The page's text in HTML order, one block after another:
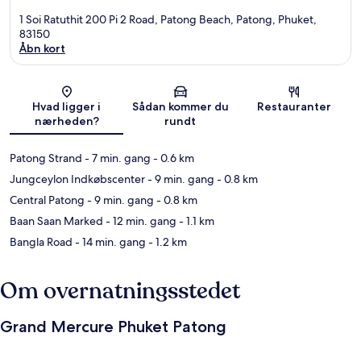
1 Soi Ratuthit 200 Pi 2 Road, Patong Beach, Patong, Phuket,
83150
Åbn kort
Hvad ligger i
nærheden?
Sådan kommer du
rundt
Restauranter
Patong Strand - 7 min. gang - 0.6 km
Jungceylon Indkøbscenter- 9 min. gang - 0.8 km
Central Patong - 9 min. gang - 0.8 km
Baan Saan Marked - 12 min. gang - 1.1 km
Bangla Road - 14 min. gang - 1.2 km
Om overnatningsstedet
Grand Mercure Phuket Patong